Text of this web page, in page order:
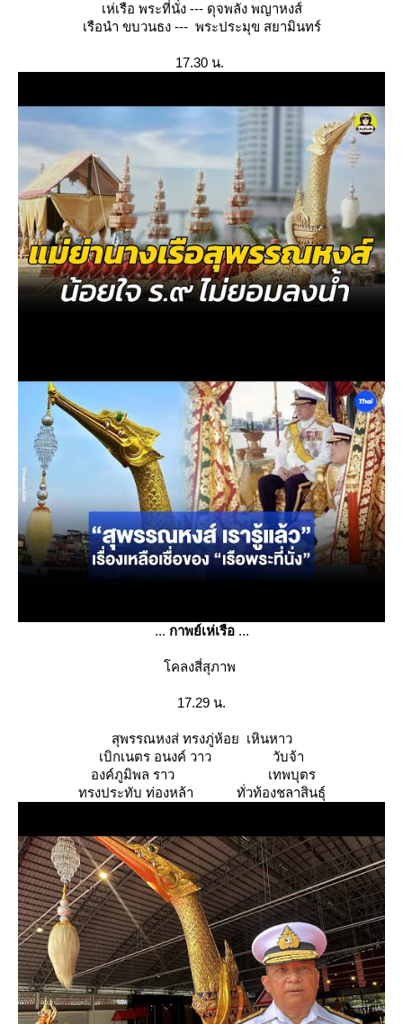
เห่เรือ พระที่นั่ง --- ดุจพลัง พญาหงส์
เรือนำ ขบวนธง --- พระประมุข สยามินทร์
17.30 น.
... กาพย์เห่เรือ...
คลงสี่สุภาพ
17.29 น.
สุพรรณหงส่ ทรงภู่ห้อย เหินหาว
เบิกเนตร อนงค์ วาว วับจ้า
องค์ภูมิพล ราว เทพบุตร
ทรงประทับ ท่องหล้า ทั่วท้องชลาสินธุ์